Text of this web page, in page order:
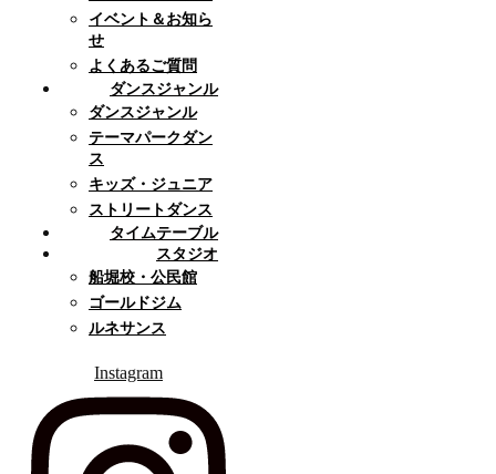
イベント＆お知ら
せ
よくあるご質問
ダンスジャンル
ダンスジャンル
テーマパークダン
ス
キッズ・ジュニア
ストリートダンス
タイムテーブル
スタジオ
船堀校・公民館
ゴールドジム
ルネサンス
Instagram